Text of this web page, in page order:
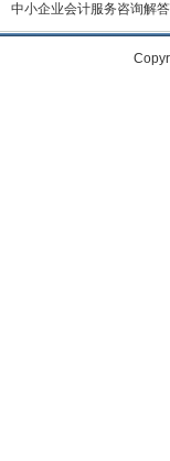
中小企业会计服务咨询解